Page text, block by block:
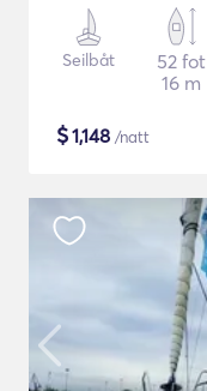
Seilbåt
52 fot
16 m
$1,148 /natt